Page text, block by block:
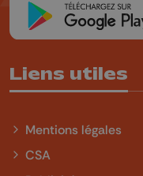
Liens utiles
Mentions légales
CSA